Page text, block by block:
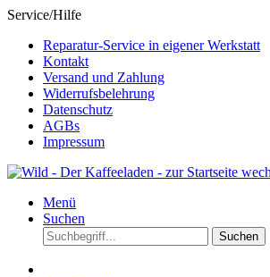
Service/Hilfe
Reparatur-Service in eigener Werkstatt
Kontakt
Versand und Zahlung
Widerrufsbelehrung
Datenschutz
AGBs
Impressum
Menü
Suchen
Suchen